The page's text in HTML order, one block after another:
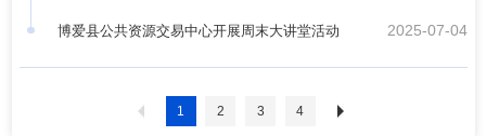
作总结会
博爱县公共资源交易中心开展周末大讲堂活动 2025-07-04
1 2 3 4